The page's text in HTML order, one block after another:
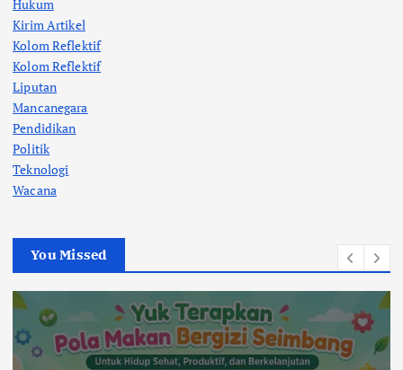
Hukum
Kirim Artikel
Kolom Reflektif
Kolom Reflektif
Liputan
Mancanegara
Pendidikan
Politik
Teknologi
Wacana
You Missed